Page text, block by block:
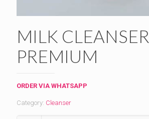
MILK CLEANSER
PREMIUM
ORDER VIA WHATSAPP
Category: Cleanser